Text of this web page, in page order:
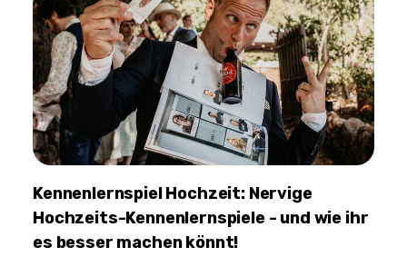
Kennenlernspiel Hochzeit: Nervige
Hochzeits-Kennenlernspiele - und wie ihr
es besser machen könnt!